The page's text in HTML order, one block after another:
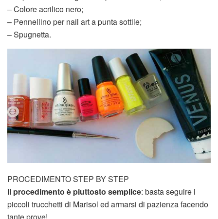
– Colore acrilico nero;
– Pennellino per nail art a punta sottile;
– Spugnetta.
PROCEDIMENTO STEP BY STEP
Il procedimento è piuttosto semplice: basta seguire i
piccoli trucchetti di Marisol ed armarsi di pazienza facendo